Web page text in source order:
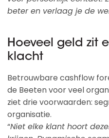
beter en verlaag je de
Hoeveel geld zit
klacht
Betrouwbare cashflow
de Beeten voor veel
ziet drie voorwaarden:
organisatie.
“Niet elke klant hoort